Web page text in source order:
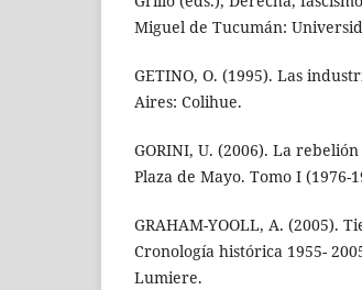
Miguel de Tucumán:
GETINO, O. (1995). Las
Aires: Colihue.
GORINI, U. (2006). La
Plaza de Mayo. Tomo I (1976-
GRAHAM-YOOLL, A. (2005).
Cronología histórica 1955-
Lumiere.